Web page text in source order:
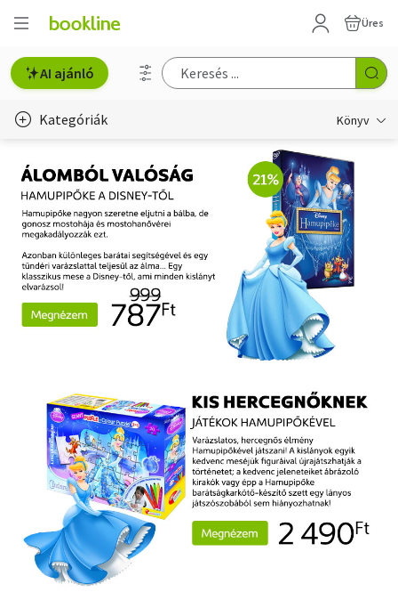
Üres
AI ajánló
Kategóriák Könyv
Életmód, egészség
Erotika
Gyermek- és ifjúsági
Hobbi, szabadidő
Irodalom
Szakkönyv
Szótár, nyelvkönyv
Tankönyv, segédkönyv
Társadalomtudomány
Természettudomány
Történelem